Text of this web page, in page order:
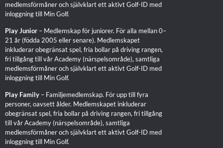
medlemsförmåner och självklart ett aktivt Golf-ID med
inloggning till Min Golf.
Play Junior – Medlemskap för juniorer. För alla mellan 0–
21 år (födda 2005 eller senare). Medlemskapet
inkluderar obegränsat spel, fria bollar på driving rangen,
fri tillgång till vår Academy (närspelsområde), samtliga
medlemsförmåner och självklart ett aktivt Golf-ID med
inloggning till Min Golf.
Play Family – Familjemedlemskap. För upp till fyra
personer, oavsett ålder. Medlemskapet inkluderar
obegränsat spel, fria bollar på driving rangen, fri tillgång
till vår Academy (närspelsområde), samtliga
medlemsförmåner och självklart ett aktivt Golf-ID med
inloggning till Min Golf.